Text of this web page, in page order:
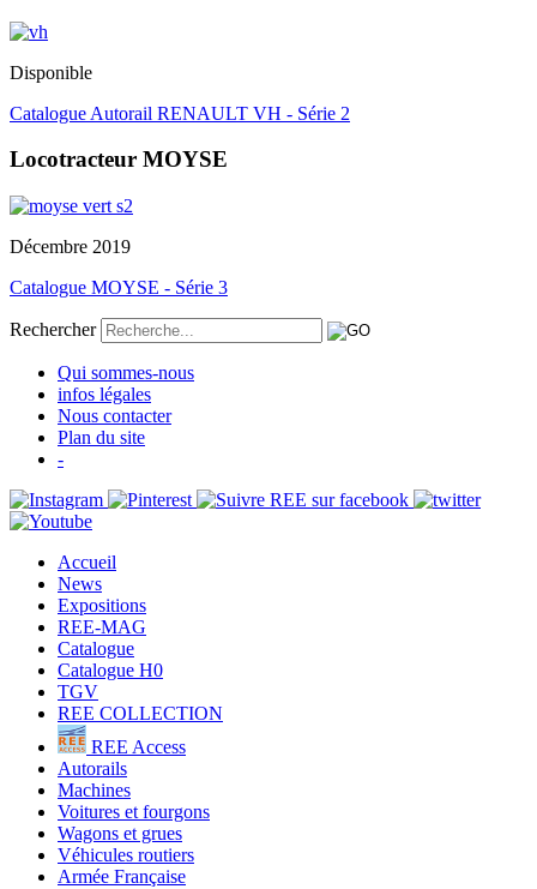
Disponible
Catalogue Autorail RENAULT VH - Série 2
Locotracteur MOYSE
Décembre 2019
Catalogue MOYSE - Série 3
Rechercher
Qui sommes-nous
infos légales
Nous contacter
Plan du site
-
Accueil
News
Expositions
REE-MAG
Catalogue
Catalogue H0
TGV
REE COLLECTION
REE Access
Autorails
Machines
Voitures et fourgons
Wagons et grues
Véhicules routiers
Armée Française